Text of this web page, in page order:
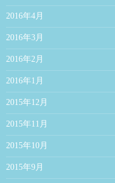
2016年4月
2016年3月
2016年2月
2016年1月
2015年12月
2015年11月
2015年10月
2015年9月